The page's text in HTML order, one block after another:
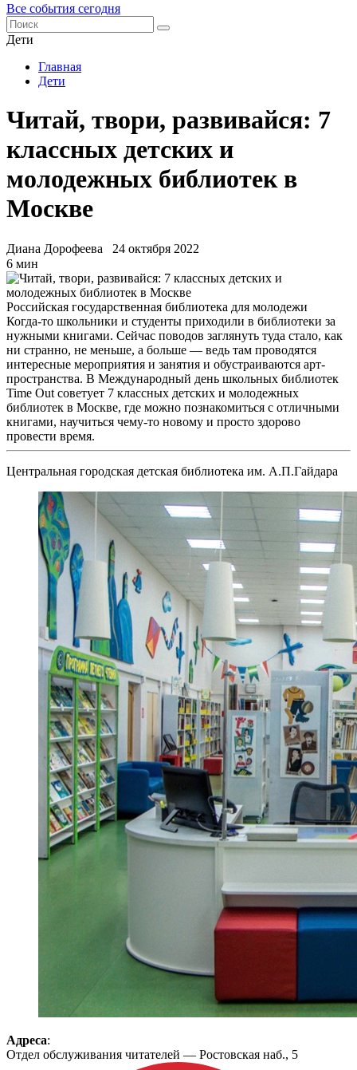
Все события сегодня
Дети
Главная
Дети
Читай, твори, развивайся: 7
классных детских и
молодежных библиотек в
Москве
Диана Дорофеева
24 октября 2022
6 мин
Российская государственная библиотека для молодежи
Когда-то школьники и студенты приходили в библиотеки за
нужными книгами. Сейчас поводов заглянуть туда стало, как
ни странно, не меньше, а больше — ведь там проводятся
интересные мероприятия и занятия и обустраиваются арт-
пространства. В Международный день школьных библиотек
Time Out советует 7 классных детских и молодежных
библиотек в Москве, где можно познакомиться с отличными
книгами, научиться чему-то новому и просто здорово
провести время.
Центральная городская детская библиотека им. А.П.Гайдара
Адреса:
Отдел обслуживания читателей — Ростовская наб., 5